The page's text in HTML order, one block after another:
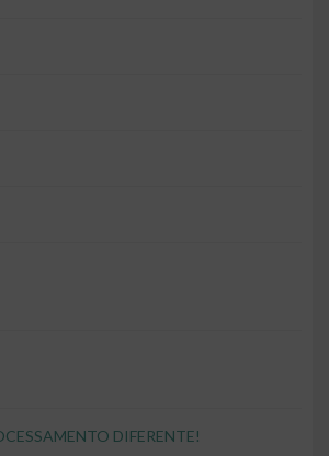
DIFERENTE!